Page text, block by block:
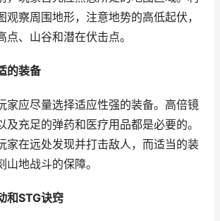
观察周围地形，注意地势的高低起伏，
点、山谷和潜在伏击点。
的装备
家应尽量选择适应性强的装备。高倍镜
及充足的弹药和医疗用品都是必要的。
家在远处发现并打击敌人，而适当的装
地战斗的保障。
和STG诀窍